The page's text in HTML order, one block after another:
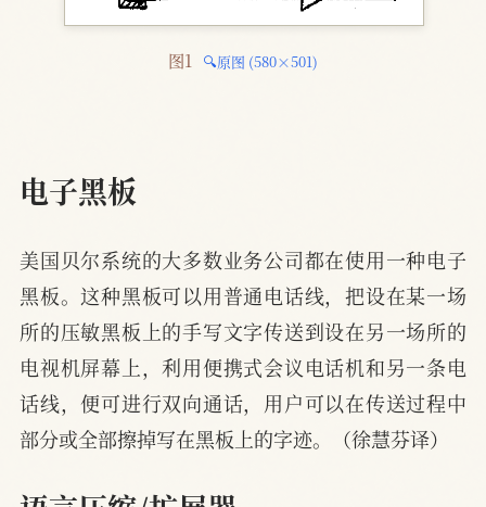
图1 🔍原图 (580×501)
电子黑板
美国贝尔系统的大多数业务公司都在使用一种电子
黑板。这种黑板可以用普通电话线，把设在某一场
所的压敏黑板上的手写文字传送到设在另一场所的
电视机屏幕上，利用便携式会议电话机和另一条电
话线，便可进行双向通话，用户可以在传送过程中
部分或全部擦掉写在黑板上的字迹。（徐慧芬译）